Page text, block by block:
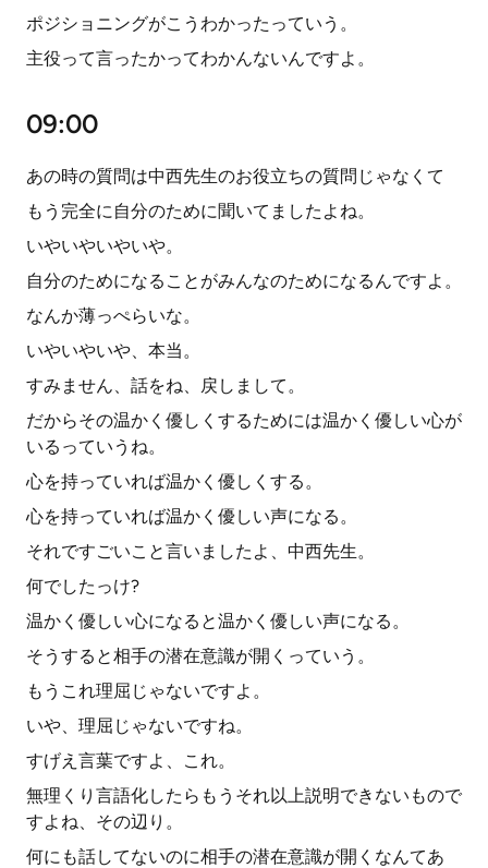
ポジショニングがこうわかったっていう。
主役って言ったかってわかんないんですよ。
09:00
あの時の質問は中西先生のお役立ちの質問じゃなくて
もう完全に自分のために聞いてましたよね。
いやいやいやいや。
自分のためになることがみんなのためになるんですよ。
なんか薄っぺらいな。
いやいやいや、本当。
すみません、話をね、戻しまして。
だからその温かく優しくするためには温かく優しい心が
いるっていうね。
心を持っていれば温かく優しくする。
心を持っていれば温かく優しい声になる。
それですごいこと言いましたよ、中西先生。
何でしたっけ?
温かく優しい心になると温かく優しい声になる。
そうすると相手の潜在意識が開くっていう。
もうこれ理屈じゃないですよ。
いや、理屈じゃないですね。
すげえ言葉ですよ、これ。
無理くり言語化したらもうそれ以上説明できないもので
すよね、その辺り。
何にも話してないのに相手の潜在意識が開くなんてあ